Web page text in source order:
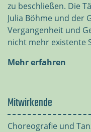
zu beschließen. Die
Julia Böhme und der
Vergangenheit und
nicht mehr existente
Mehr erfahren
Mitwirkende
Choreografie und